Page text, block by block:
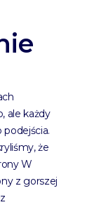
ale każdy
że
W
z gorszej